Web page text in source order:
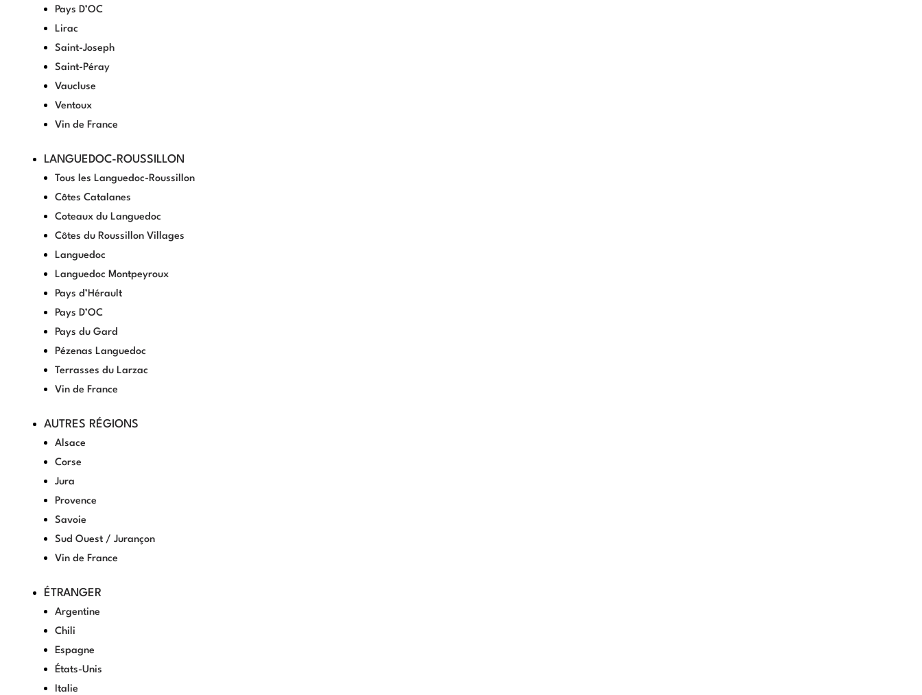
Pays D’OC
Lirac
Saint-Joseph
Saint-Péray
Vaucluse
Ventoux
Vin de France
LANGUEDOC-ROUSSILLON
Tous les Languedoc-Roussillon
Côtes Catalanes
Coteaux du Languedoc
Côtes du Roussillon Villages
Languedoc
Languedoc Montpeyroux
Pays d’Hérault
Pays D’OC
Pays du Gard
Pézenas Languedoc
Terrasses du Larzac
Vin de France
AUTRES RÉGIONS
Alsace
Corse
Jura
Provence
Savoie
Sud Ouest / Jurançon
Vin de France
ÉTRANGER
Argentine
Chili
Espagne
États-Unis
Italie